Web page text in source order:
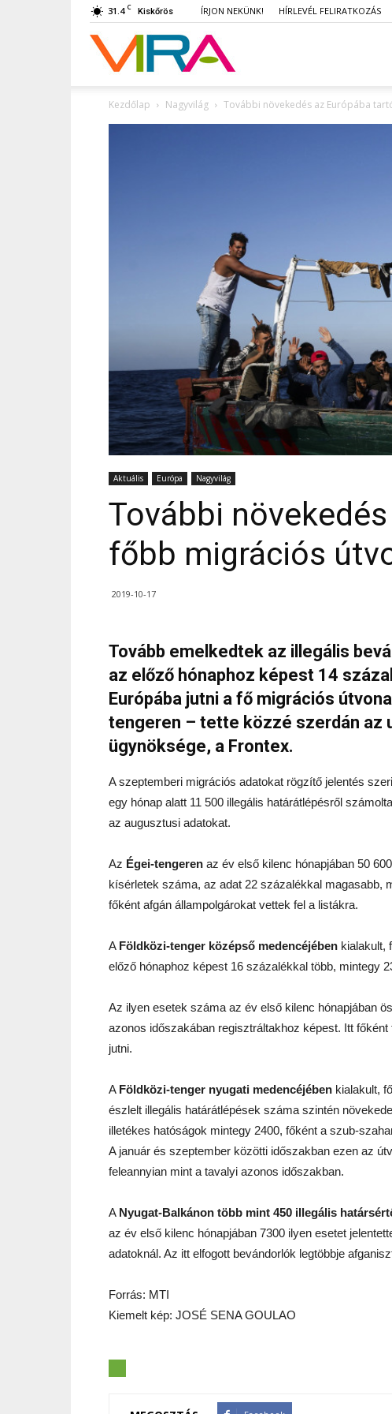
31.4 C Kiskőrös ÍRJON NEKÜNK! HÍRLEVÉL FELIRATKOZÁS
VIRA
Kezdőlap Nagyvilág További növekedés az Európába
Aktuális Európa Nagyvilág
További
főbb migrációs
2019-10-17
Tovább emelkedtek az illegális
az előző hónaphoz képest 14
Európába jutni a fő migrációs
tengeren – tette közzé szerdán az
ügynöksége, a Frontex.
A szeptemberi migrációs adatokat rögzítő jelentés
egy hónap alatt 11 500 illegális határátlépésről
az augusztusi adatokat.
Az Égei-tengeren az év első kilenc hónapjában 50
kísérletek száma, az adat 22 százalékkal magasabb,
főként afgán állampolgárokat vettek fel a listákra.
A Földközi-tenger középső medencéjében kialakult,
előző hónaphoz képest 16 százalékkal több, mintegy
Az ilyen esetek száma az év első kilenc hónapjában
azonos időszakában regisztráltakhoz képest. Itt
jutni.
A Földközi-tenger nyugati medencéjében kialakult,
észlelt illegális határátlépések száma szintén
illetékes hatóságok mintegy 2400, főként a szub-
A január és szeptember közötti időszakban ezen az
feleannyian mint a tavalyi azonos időszakban.
A Nyugat-Balkánon több mint 450 illegális
az év első kilenc hónapjában 7300 ilyen esetet
adatoknál. Az itt elfogott bevándorlók legtöbbje
Forrás: MTI
Kiemelt kép: JOSÉ SENA GOULAO